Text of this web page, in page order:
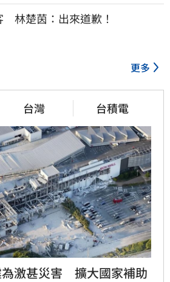
林楚茵：出來道歉！
更多
台灣 台積電
激甚災害　擴大國家補助